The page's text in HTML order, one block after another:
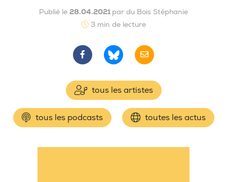
Publié le 28.04.2021 par du Bois Stéphanie
3 min de lecture
tous les artistes
tous les podcasts toutes les actus